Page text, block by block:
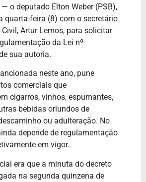
o deputado Elton Weber (PSB),
quarta-feira (8) com o secretário
Artur Lemos, para solicitar
da Lei nº
sua autoria.
neste ano, pune
comerciais que
cigarros, vinhos, espumantes,
bebidas oriundos de
ou adulteração. No
depende de regulamentação
em vigor.
era que a minuta do decreto
na segunda quinzena de